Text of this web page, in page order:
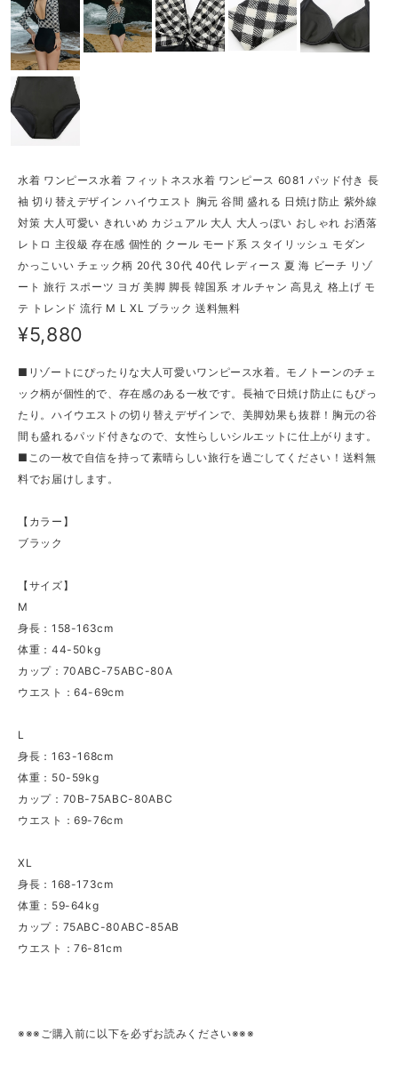
水着 ワンピース水着 フィットネス水着 ワンピース 6081 パッド付き 長
袖 切り替えデザイン ハイウエスト 胸元 谷間 盛れる 日焼け防止 紫外線
対策 大人可愛い きれいめ カジュアル 大人 大人っぽい おしゃれ お洒落
レトロ 主役級 存在感 個性的 クール モード系 スタイリッシュ モダン
かっこいい チェック柄 20代 30代 40代 レディース 夏 海 ビーチ リゾ
ート 旅行 スポーツ ヨガ 美脚 脚長 韓国系 オルチャン 高見え 格上げ モ
テ トレンド 流行 M L XL ブラック 送料無料
¥5,880
■リゾートにぴったりな大人可愛いワンピース水着。モノトーンのチェ
ック柄が個性的で、存在感のある一枚です。長袖で日焼け防止にもぴっ
たり。ハイウエストの切り替えデザインで、美脚効果も抜群！胸元の谷
間も盛れるパッド付きなので、女性らしいシルエットに仕上がります。
■この一枚で自信を持って素晴らしい旅行を過ごしてください！送料無
料でお届けします。
【カラー】
ブラック
【サイズ】
M
身長：158-163cm
体重：44-50kg
カップ：70ABC-75ABC-80A
ウエスト：64-69cm
L
身長：163-168cm
体重：50-59kg
カップ：70B-75ABC-80ABC
ウエスト：69-76cm
XL
身長：168-173cm
体重：59-64kg
カップ：75ABC-80ABC-85AB
ウエスト：76-81cm
※※※ご購入前に以下を必ずお読みください※※※